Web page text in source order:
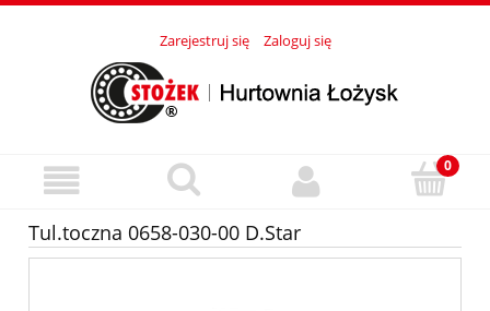
Zarejestruj się Zaloguj się
Tul.toczna 0658-030-00 D.Star